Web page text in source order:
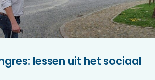
lessen uit het sociaal